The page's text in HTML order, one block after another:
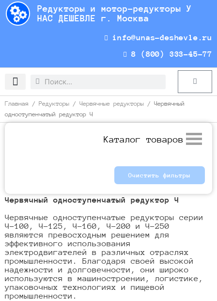
Перейти
содержимому
Редукторы и мотор-редукторы У
НАС ДЕШЕВЛЕ г. Москва
info@unas-deshevle.ru
8 (800) 333-45-77
Search
Search Cart
Главная / Редукторы / Червячные редукторы / Червячный
одноступенчатый редуктор Ч
Каталог товаров
Очистить фильтры
Червячный одноступенчатый редуктор Ч
Червячные одноступенчатые редукторы серии
Ч-100, Ч-125, Ч-160, Ч-200 и Ч-250
являются превосходным решением для
эффективного использования
электродвигателей в различных отраслях
промышленности. Благодаря своей высокой
надежности и долговечности, они широко
используются в машиностроении, логистике,
упаковочных технологиях и пищевой
промышленности.